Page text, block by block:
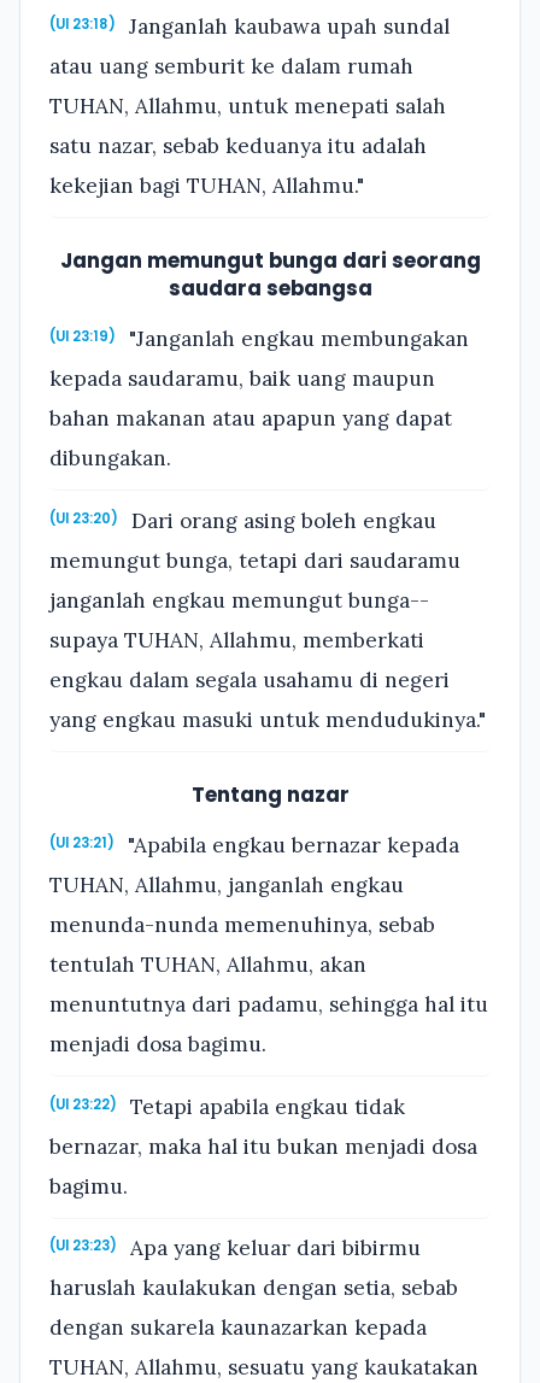
(Ul 23:18)
Janganlah kaubawa upah sundal
atau uang semburit ke dalam rumah
TUHAN, Allahmu, untuk menepati salah
satu nazar, sebab keduanya itu adalah
kekejian bagi TUHAN, Allahmu."
Jangan memungut bunga dari seorang
saudara sebangsa
(Ul 23:19)
"Janganlah engkau membungakan
kepada saudaramu, baik uang maupun
bahan makanan atau apapun yang dapat
dibungakan.
(Ul 23:20)
Dari orang asing boleh engkau
memungut bunga, tetapi dari saudaramu
janganlah engkau memungut bunga--
supaya TUHAN, Allahmu, memberkati
engkau dalam segala usahamu di negeri
yang engkau masuki untuk mendudukinya."
Tentang nazar
(Ul 23:21)
"Apabila engkau bernazar kepada
TUHAN, Allahmu, janganlah engkau
menunda-nunda memenuhinya, sebab
tentulah TUHAN, Allahmu, akan
menuntutnya dari padamu, sehingga hal itu
menjadi dosa bagimu.
(Ul 23:22)
Tetapi apabila engkau tidak
bernazar, maka hal itu bukan menjadi dosa
bagimu.
(Ul 23:23)
Apa yang keluar dari bibirmu
haruslah kaulakukan dengan setia, sebab
dengan sukarela kaunazarkan kepada
TUHAN, Allahmu, sesuatu yang kaukatakan